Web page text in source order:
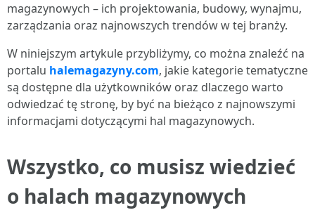
magazynowych – ich projektowania, budowy, wynajmu,
zarządzania oraz najnowszych trendów w tej branży.
W niniejszym artykule przybliżymy, co można znaleźć na
portalu halemagazyny.com, jakie kategorie tematyczne
są dostępne dla użytkowników oraz dlaczego warto
odwiedzać tę stronę, by być na bieżąco z najnowszymi
informacjami dotyczącymi hal magazynowych.
Wszystko, co musisz wiedzieć
o halach magazynowych